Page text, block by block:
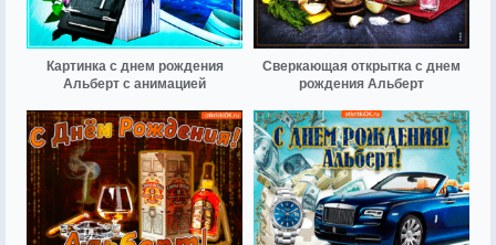
Картинка с днем рождения
Альберт с анимацией
Сверкающая открытка с днем
рождения Альберт